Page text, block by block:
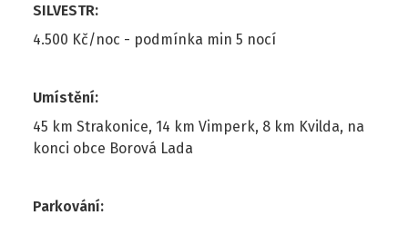
SILVESTR:
4.500 Kč/noc - podmínka min 5 nocí
Umístění:
45 km Strakonice, 14 km Vimperk, 8 km Kvilda, na
konci obce Borová Lada
Parkování: